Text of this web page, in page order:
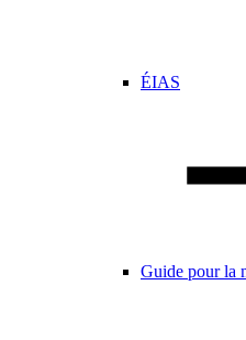
ÉIAS
Guide pour la